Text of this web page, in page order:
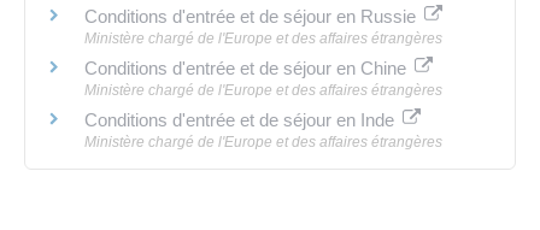
Conditions d'entrée et de séjour en Russie
Ministère chargé de l'Europe et des affaires étrangères
Conditions d'entrée et de séjour en Chine
Ministère chargé de l'Europe et des affaires étrangères
Conditions d'entrée et de séjour en Inde
Ministère chargé de l'Europe et des affaires étrangères